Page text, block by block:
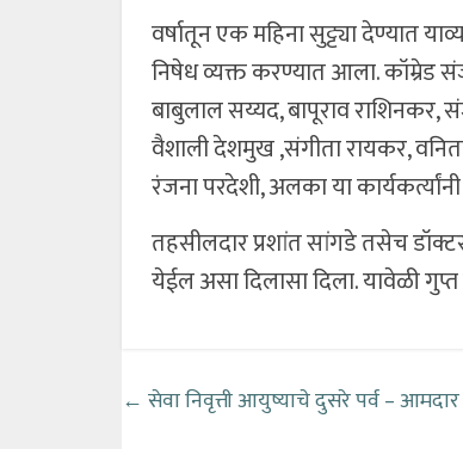
वर्षातून एक महिना सुट्ट्या देण्यात
निषेध व्यक्त करण्यात आला. कॉम्रेड
बाबुलाल सय्यद, बापूराव
वैशाली देशमुख ,संगीता रायकर,
रंजना परदेशी, अलका या
तहसीलदार प्रशांत सांगडे तसेच
येईल असा दिलासा दिला. यावेळी गुप्त
← सेवा निवृत्ती आयुष्याचे दुसरे पर्व –